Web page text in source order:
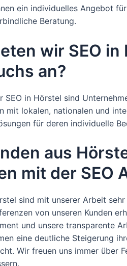
ein individuelles Angebot
Beratung.
wir SEO
an?
SEO in Hörstel sind
mit lokalen, nationalen und
für deren individuelle
aus
mit der SEO
sind mit unserer Arbeit
von unseren Kunden
und unsere transparente
eine deutliche Steigerung
Wir freuen uns immer über